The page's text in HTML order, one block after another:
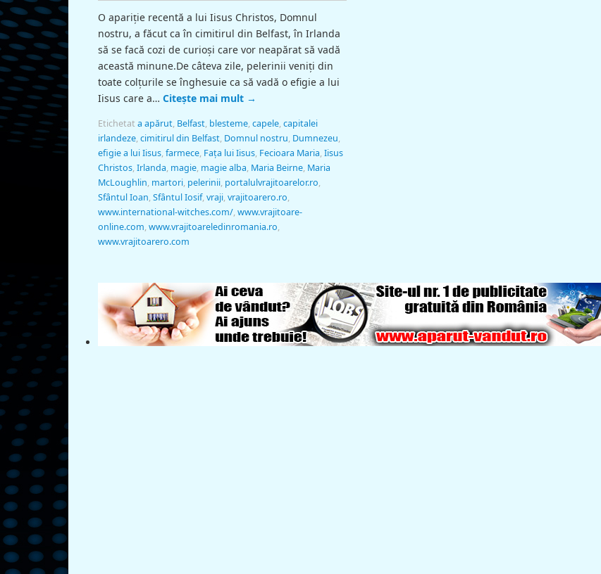
O apariţie recentă a lui Iisus Christos, Domnul
nostru, a făcut ca în cimitirul din Belfast, în Irlanda
să se facă cozi de curioşi care vor neapărat să vadă
această minune.De câteva zile, pelerinii veniţi din
toate colţurile se înghesuie ca să vadă o efigie a lui
Iisus care a… Citește mai mult →
Etichetat a apărut, Belfast, blesteme,capele,capitalei
irlandeze,cimitirul din Belfast, Domnul nostru, Dumnezeu,
efigie a lui Iisus,farmece, Faţa lui Iisus, Fecioara Maria,Iisus
Christos,Irlanda, magie, magie alba, Maria Beirne, Maria
McLoughlin, martori, pelerinii, portalulvrajitoarelor.ro,
Sfântul Ioan,Sfântul Iosif,vraji,vrajitoarero.ro,
www.international-witches.com/,www.vrajitoare-
online.com,www.vrajitoareledinromania.ro,
www.vrajitoarero.com